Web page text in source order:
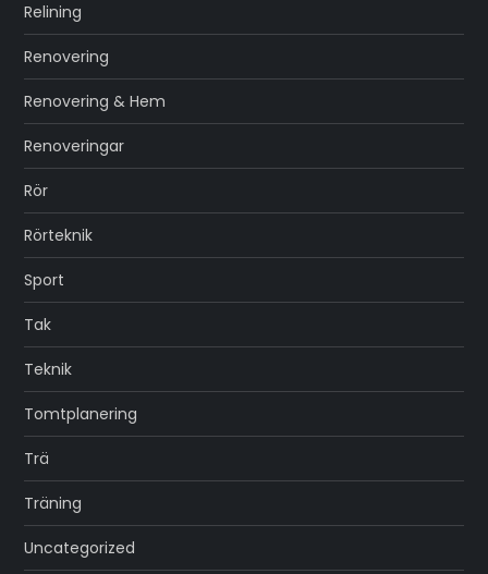
Relining
Renovering
Renovering & Hem
Renoveringar
Rör
Rörteknik
Sport
Tak
Teknik
Tomtplanering
Trä
Träning
Uncategorized